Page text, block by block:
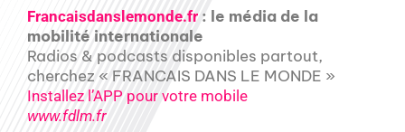
Francaisdanslemonde.fr : le média de la
mobilité internationale
Radios & podcasts disponibles partout,
cherchez « FRANCAIS DANS LE MONDE »
Installez l’APP pour votre mobile
www.fdlm.fr